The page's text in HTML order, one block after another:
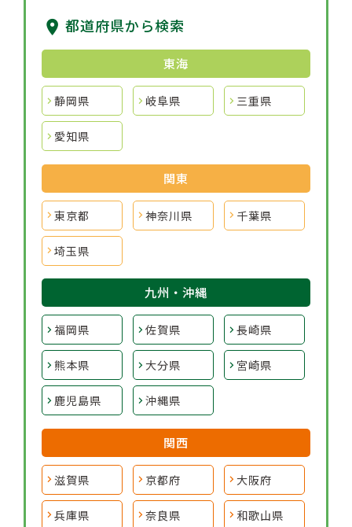
都道府県から検索
東海
静岡県 岐阜県 三重県
愛知県
関東
東京都 神奈川県 千葉県
埼玉県
九州・沖縄
福岡県 佐賀県 長崎県
熊本県 大分県 宮崎県
鹿児島県 沖縄県
関西
滋賀県 京都府 大阪府
兵庫県 奈良県 和歌山県